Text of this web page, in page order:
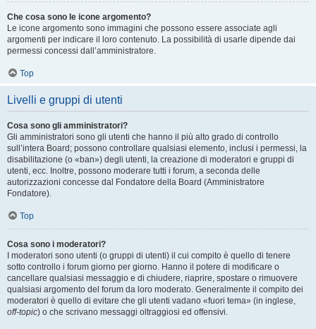
Che cosa sono le icone argomento?
Le icone argomento sono immagini che possono essere associate agli
argomenti per indicare il loro contenuto. La possibilità di usarle dipende dai
permessi concessi dall’amministratore.
Top
Livelli e gruppi di utenti
Cosa sono gli amministratori?
Gli amministratori sono gli utenti che hanno il più alto grado di controllo
sull’intera Board; possono controllare qualsiasi elemento, inclusi i permessi, la
disabilitazione (o «ban») degli utenti, la creazione di moderatori e gruppi di
utenti, ecc. Inoltre, possono moderare tutti i forum, a seconda delle
autorizzazioni concesse dal Fondatore della Board (Amministratore
Fondatore).
Top
Cosa sono i moderatori?
I moderatori sono utenti (o gruppi di utenti) il cui compito è quello di tenere
sotto controllo i forum giorno per giorno. Hanno il potere di modificare o
cancellare qualsiasi messaggio e di chiudere, riaprire, spostare o rimuovere
qualsiasi argomento del forum da loro moderato. Generalmente il compito dei
moderatori è quello di evitare che gli utenti vadano «fuori tema» (in inglese,
off-topic) o che scrivano messaggi oltraggiosi ed offensivi.